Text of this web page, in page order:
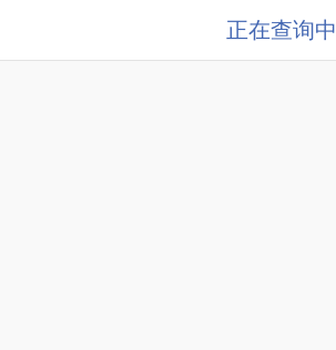
正在查询中